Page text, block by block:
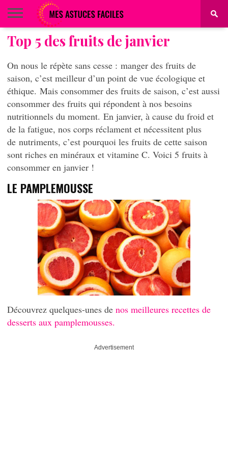
BEAUTÉ
COIFFURE
ALIMENTATION
MAQUILLAGE
MAISON
Top 5 des fruits de janvier
On nous le répète sans cesse : manger des fruits de
saison, c’est meilleur d’un point de vue écologique et
éthique. Mais consommer des fruits de saison, c’est aussi
consommer des fruits qui répondent à nos besoins
nutritionnels du moment. En janvier, à cause du froid et
de la fatigue, nos corps réclament et nécessitent plus
de nutriments, c’est pourquoi les fruits de cette saison
sont riches en minéraux et vitamine C. Voici 5 fruits à
consommer en janvier !
LE PAMPLEMOUSSE
Découvrez quelques-unes de nos meilleures recettes de
desserts aux pamplemousses.
Advertisement